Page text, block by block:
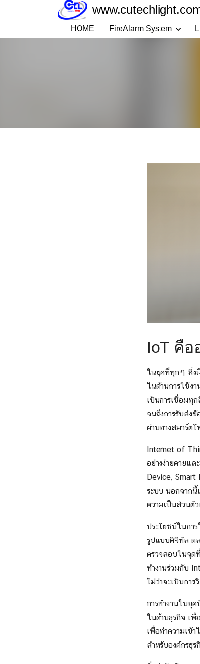
HOME FireAlarm System
IoT คือ
ในยุคที่ทุกๆ สิ่ง
ในด้านการใช้ง
เป็นการเชื่อมทุ
จนถึงการรับส่ง
ผ่านทางสมาร์ต
Internet of
อย่างง่ายดายแล
Device, Smart
ระบบ นอกจากนี้
ความเป็นส่วนตัว
ประโยชน์ในกา
รูปแบบดิจิทัล ตล
ตรวจสอบในจุด
ทำงานร่วมกับ
ไม่ว่าจะเป็นกา
การทำงานในยุ
ในด้านธุรกิจ เพื่
เพื่อทำความเข้
สำหรับองค์กรธุร